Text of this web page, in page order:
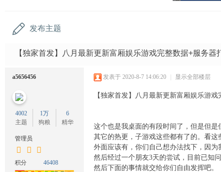
发布主题
【独家首发】八月最新更新富厢娱乐游戏完整数据+服务器
a5656456
4002
主题
1万
狗粮
6
精华
管理员
积分 46408
发表于 2020-8-7 14:06:20 | 显示全部楼层
【独家首发】八月最新更新富厢娱乐游
这个也是我桌面的有段时间了，但是但是
其它的热更，子游戏这些都有了的。看这
外面应该有，你们自己想办法找下，因为
然后经过一个朋友3天的尝试，目前已知
然后下面的事情就交给你们自由发挥吧。